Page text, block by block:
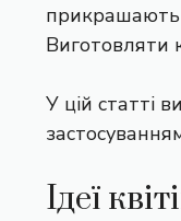
прикрашають
Виготовляти
У цій статті
Ідеї